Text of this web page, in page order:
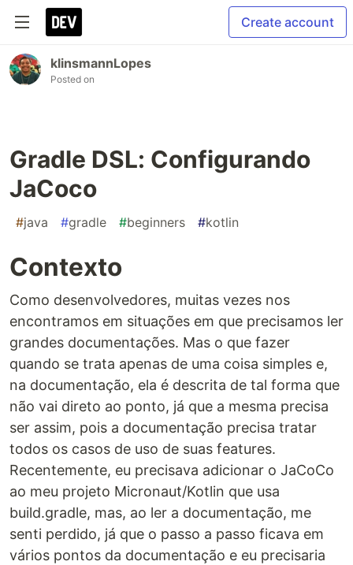
Create account
klinsmannLopes
Posted on
Gradle DSL: Configurando
JaCoco
#java #gradle #beginners #kotlin
Contexto
Como desenvolvedores, muitas vezes nos
encontramos em situações em que precisamos ler
grandes documentações. Mas o que fazer
quando se trata apenas de uma coisa simples e,
na documentação, ela é descrita de tal forma que
não vai direto ao ponto, já que a mesma precisa
ser assim, pois a documentação precisa tratar
todos os casos de uso de suas features.
Recentemente, eu precisava adicionar o JaCoCo
ao meu projeto Micronaut/Kotlin que usa
build.gradle, mas, ao ler a documentação, me
senti perdido, já que o passo a passo ficava em
vários pontos da documentação e eu precisaria